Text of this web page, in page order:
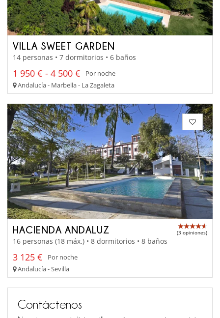
VILLA SWEET GARDEN
14 personas • 7 dormitorios • 6 baños
1 950 € - 4 500 €
Por noche
Andalucía - Marbella - La Zagaleta
HACIENDA ANDALUZ (3 opiniones)
16 personas (18 máx.) • 8 dormitorios • 8 baños
3 125 €
Por noche
Andalucía - Sevilla
Contáctenos